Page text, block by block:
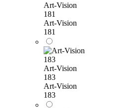
Art-Vision
181
Art-Vision
181
Art-Vision
183
Art-Vision
183